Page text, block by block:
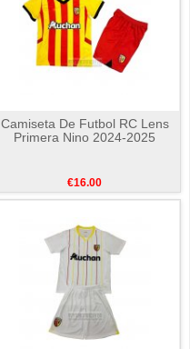
Camiseta De Futbol RC Lens
Primera Nino 2024-2025
€16.00